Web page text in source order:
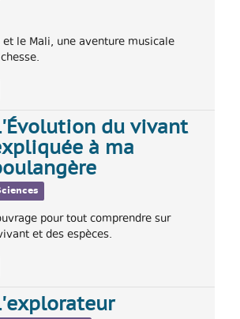
et le Mali, une aventure musicale
du vivant
à ma
pour tout comprendre sur
et des espèces.